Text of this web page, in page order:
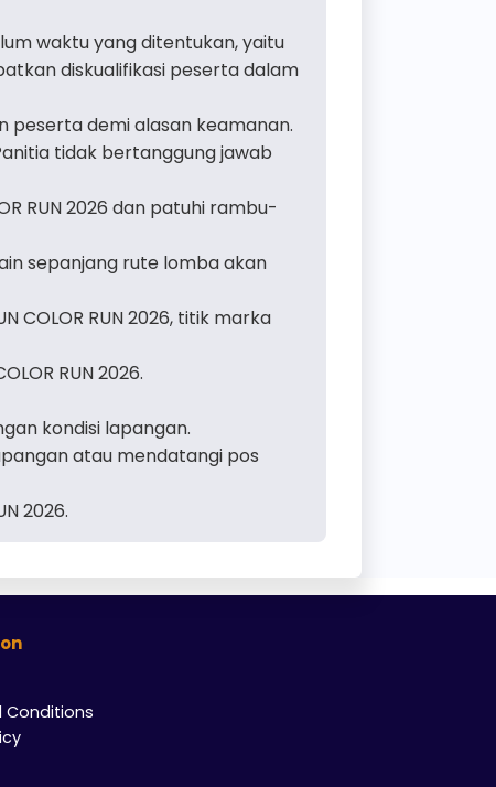
waktu yang ditentukan, yaitu
diskualifikasi peserta dalam
peserta demi alasan keamanan.
tidak bertanggung jawab
RUN 2026 dan patuhi rambu-
sepanjang rute lomba akan
COLOR RUN 2026, titik marka
RUN 2026.
kondisi lapangan.
atau mendatangi pos
2026.
Conditions